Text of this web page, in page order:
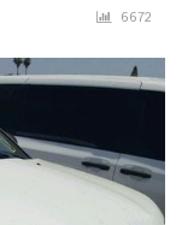
6672